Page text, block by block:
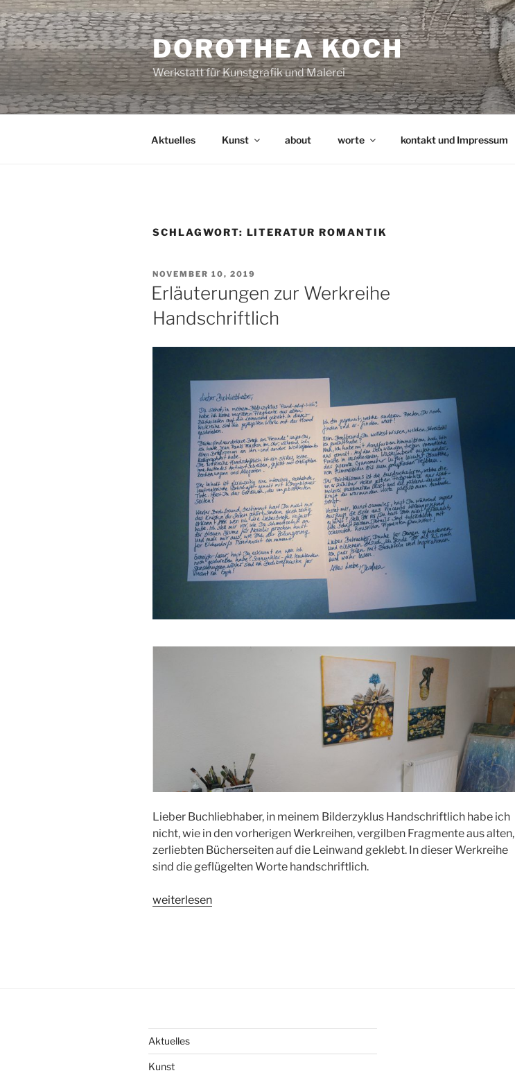
Zum
Inhalt
springen
DOROTHEA KOCH
Werkstatt für Kunstgrafik und Malerei
Aktuelles Kunst about worte kontakt und Impressum
SCHLAGWORT: LITERATUR ROMANTIK
VERÖFFENTLICHT
AM
NOVEMBER 10, 2019
Erläuterungen zur Werkreihe
Handschriftlich
Lieber Buchliebhaber, in meinem Bilderzyklus Handschriftlich habe ich
nicht, wie in den vorherigen Werkreihen, vergilben Fragmente aus alten,
zerliebten Bücherseiten auf die Leinwand geklebt. In dieser Werkreihe
sind die geflügelten Worte handschriftlich.
„Erläuterungen
weiterlesen
Aktuelles
Kunst